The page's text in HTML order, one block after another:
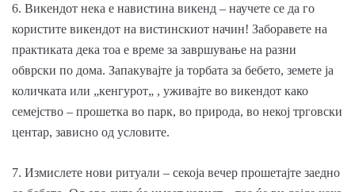
6. Викендот нека е навистина викенд – научете се да го
користите викендот на вистинскиот начин! Заборавете на
практиката дека тоа е време за завршување на разни
обврски по дома. Запакувајте ја торбата за бебето, земете ја
количката или „кенгурот„ , уживајте во викендот како
семејство – прошетка во парк, во природа, во некој трговски
центар, зависно од условите.
7. Измислете нови ритуали – секоја вечер прошетајте заедно